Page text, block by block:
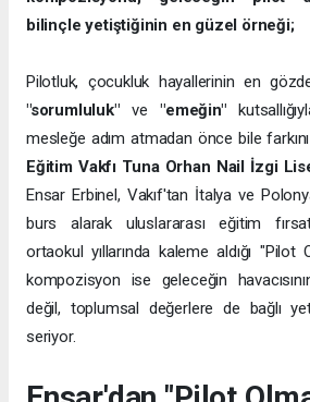
bilinçle yetiştiğinin en güzel örneği;
Pilotluk, çocukluk hayallerinin en
"sorumluluk"ve"emeğin"
mesleğe adım atmadan önce bile
Eğitim Vakfı Tuna Orhan Nail İzgi
Ensar Erbinel, Vakıf'tan İtalya ve
burs alarak uluslararası eğitim
ortaokul yıllarında kaleme aldığı "Pilot
kompozisyon ise geleceğin
değil, toplumsal değerlere de bağlı
seriyor.